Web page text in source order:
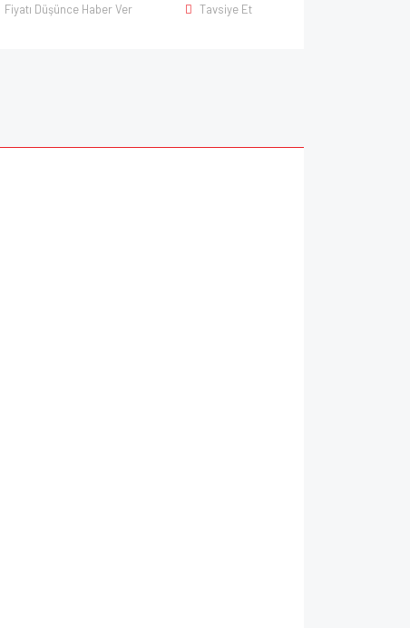
Fiyatı Düşünce Haber Ver Tavsiye Et